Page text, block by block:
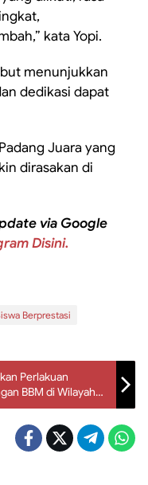
kata Yopi.
menunjukkan
dedikasi dapat
Juara yang
dirasakan di
via Google
Disini.
Berprestasi
Perlakuan
BBM di Wilayah